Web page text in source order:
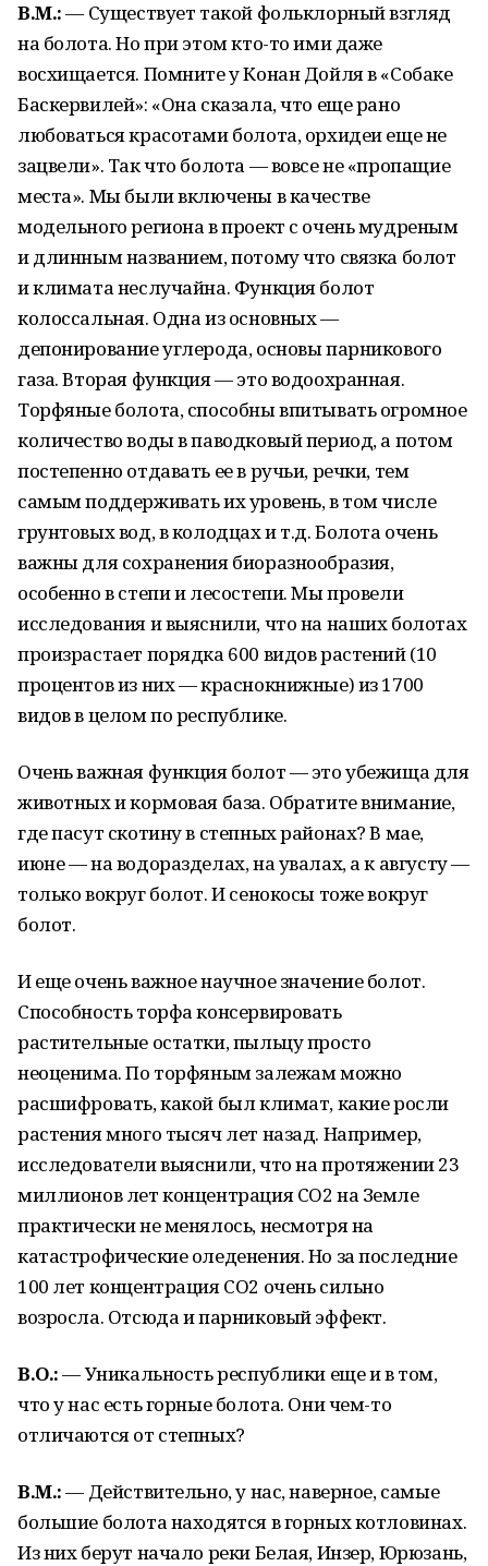
В.М.:— Существует такой фольклорный взгляд
на болота. Но при этом кто-то ими даже
восхищается. Помните у Конан Дойля в «Собаке
Баскервилей»: «Она сказала, что еще рано
любоваться красотами болота, орхидеи еще не
зацвели». Так что болота — вовсе не «пропащие
места». Мы были включены в качестве
модельного региона в проект с очень мудреным
и длинным названием, потому что связка болот
и климата неслучайна. Функция болот
колоссальная. Одна из основных —
депонирование углерода, основы парникового
газа. Вторая функция — это водоохранная.
Торфяные болота, способны впитывать огромное
количество воды в паводковый период, а потом
постепенно отдавать ее в ручьи, речки, тем
самым поддерживать их уровень, в том числе
грунтовых вод, в колодцах и т.д. Болота очень
важны для сохранения биоразнообразия,
особенно в степи и лесостепи. Мы провели
исследования и выяснили, что на наших болотах
произрастает порядка 600 видов растений (10
процентов из них — краснокнижные) из 1700
видов в целом по республике.
Очень важная функция болот — это убежища для
животных и кормовая база. Обратите внимание,
где пасут скотину в степных районах? В мае,
июне — на водоразделах, на увалах, а к августу —
только вокруг болот. И сенокосы тоже вокруг
болот.
И еще очень важное научное значение болот.
Способность торфа консервировать
растительные остатки, пыльцу просто
неоценима. По торфяным залежам можно
расшифровать, какой был климат, какие росли
растения много тысяч лет назад. Например,
исследователи выяснили, что на протяжении 23
миллионов лет концентрация CO2 на Земле
практически не менялось, несмотря на
катастрофические оледенения. Но за последние
100 лет концентрация СО2 очень сильно
возросла. Отсюда и парниковый эффект.
В.О.:— Уникальность республики еще и в том,
что у нас есть горные болота. Они чем-то
отличаются от степных?
В.М.:— Действительно, у нас, наверное, самые
большие болота находятся в горных котловинах.
Из них берут начало реки Белая, Инзер, Юрюзань,